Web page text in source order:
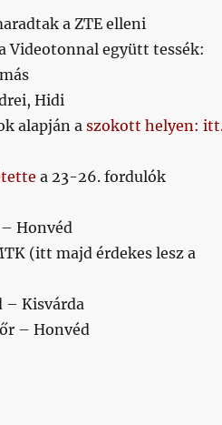
a ZTE elleni
Videotonnal együtt tessék:
Hidi
alapján aszokott helyen: itt
a 23-26. fordulók
Honvéd
(itt majd érdekes lesz a
– Kisvárda
– Honvéd